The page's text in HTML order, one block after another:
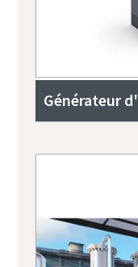
Générateur